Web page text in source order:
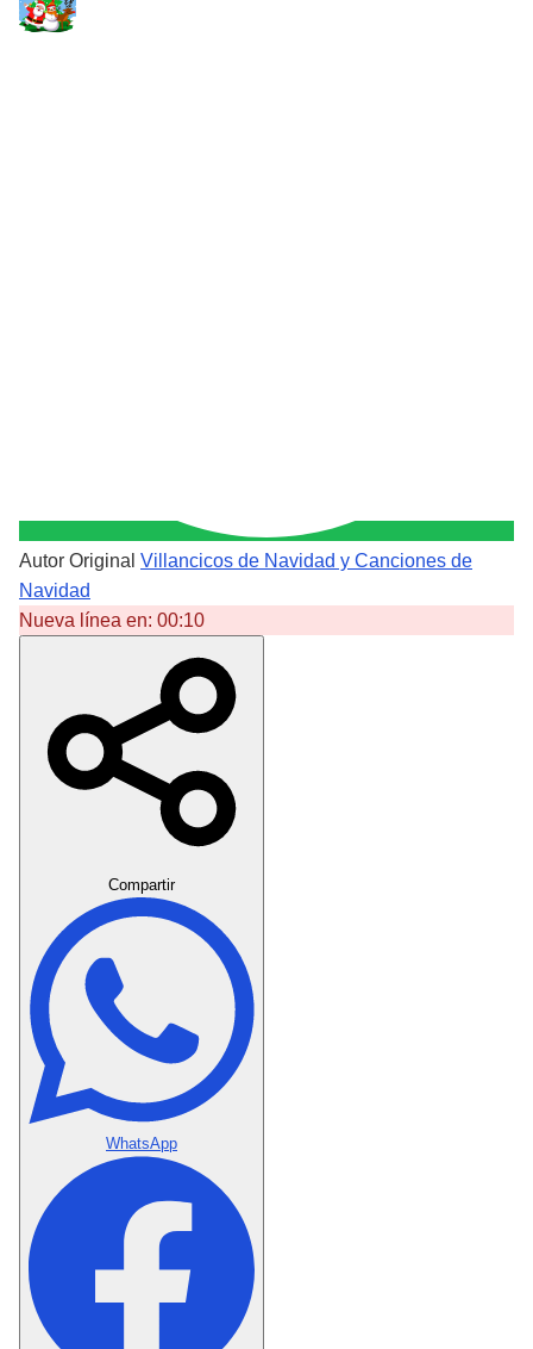
Autor Original Villancicos de Navidad y Canciones de
Navidad
Nueva línea en: 00:10
Compartir
WhatsApp